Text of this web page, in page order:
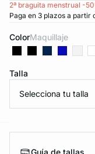
INVISIBLE
2ª braguita menstrual -
Paga en 3 plazos a partir
Color maquillaje
Talla
Selecciona tu talla
Guía de tallas